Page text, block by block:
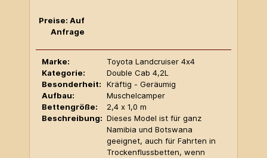
Preise: Auf
Anfrage
Marke:
Toyota Landcruiser 4x4
Kategorie:
Double Cab 4,2L
Besonderheit:
Kräftig - Geräumig
Aufbau:
Muschelcamper
Bettengröße:
2,4 x 1,0 m
Beschreibung: Dieses Model ist für ganz
Namibia und Botswana
geeignet, auch für Fahrten in
Trockenflussbetten, wenn